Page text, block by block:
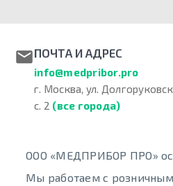
ПОЧТА И АДРЕС
info@medpribor.pro
г. Москва, ул.
с. 2 (все города)
ООО «МЕДПРИБОР ПРО»
Мы работаем с